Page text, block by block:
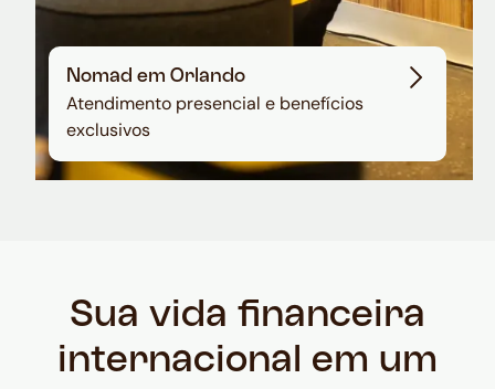
Nomad em Orlando
Atendimento presencial e benefícios
exclusivos
Sua vida financeira
internacional em um